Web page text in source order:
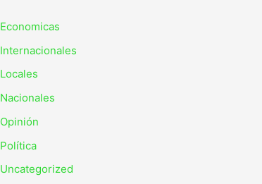
Economicas
Internacionales
Locales
Nacionales
Opinión
Política
Uncategorized